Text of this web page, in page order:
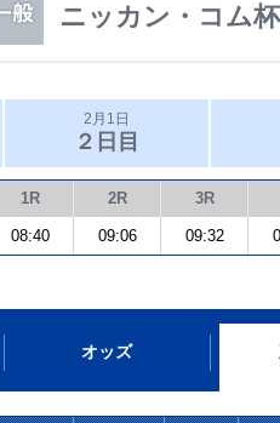
ニッカン・コム
2月1日
２日目
1R 2R 3R
08:40 09:06 09:32
オッズ